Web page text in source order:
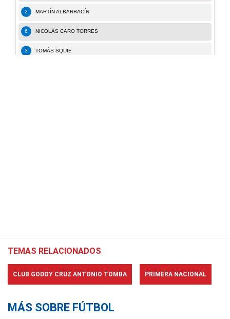
TEMAS RELACIONADOS
CLUB GODOY CRUZ ANTONIO TOMBA PRIMERA NACIONAL
MÁS SOBRE FÚTBOL